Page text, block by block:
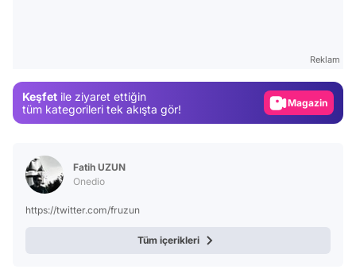
Reklam
Keşfet ile ziyaret ettiğin
tüm kategorileri tek akışta gör!
Magazin
Fatih UZUN
Onedio
https://twitter.com/fruzun
Tüm içerikleri